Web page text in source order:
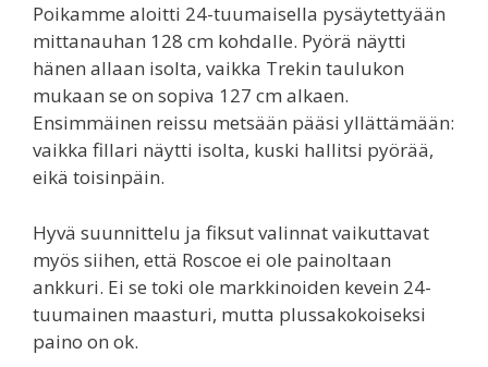
Poikamme aloitti 24-tuumaisella pysäytettyään
mittanauhan 128 cm kohdalle. Pyörä näytti
hänen allaan isolta, vaikka Trekin taulukon
mukaan se on sopiva 127 cm alkaen.
Ensimmäinen reissu metsään pääsi yllättämään:
vaikka fillari näytti isolta, kuski hallitsi pyörää,
eikä toisinpäin.
Hyvä suunnittelu ja fiksut valinnat vaikuttavat
myös siihen, että Roscoe ei ole painoltaan
ankkuri. Ei se toki ole markkinoiden kevein 24-
tuumainen maasturi, mutta plussakokoiseksi
paino on ok.